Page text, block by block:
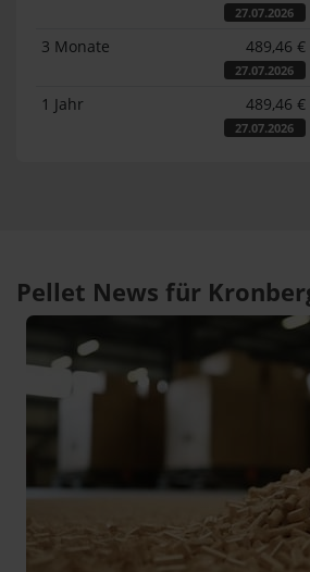
27.07.2026
3 Monate 489,46 €
27.07.2026
1 Jahr 489,46 €
27.07.2026
Pellet News für